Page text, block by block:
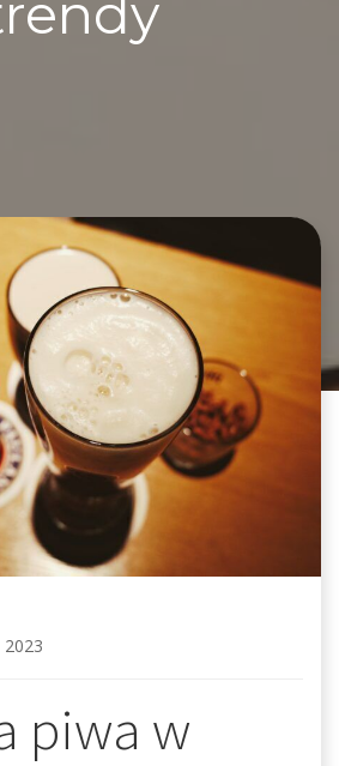
2023
piwa w